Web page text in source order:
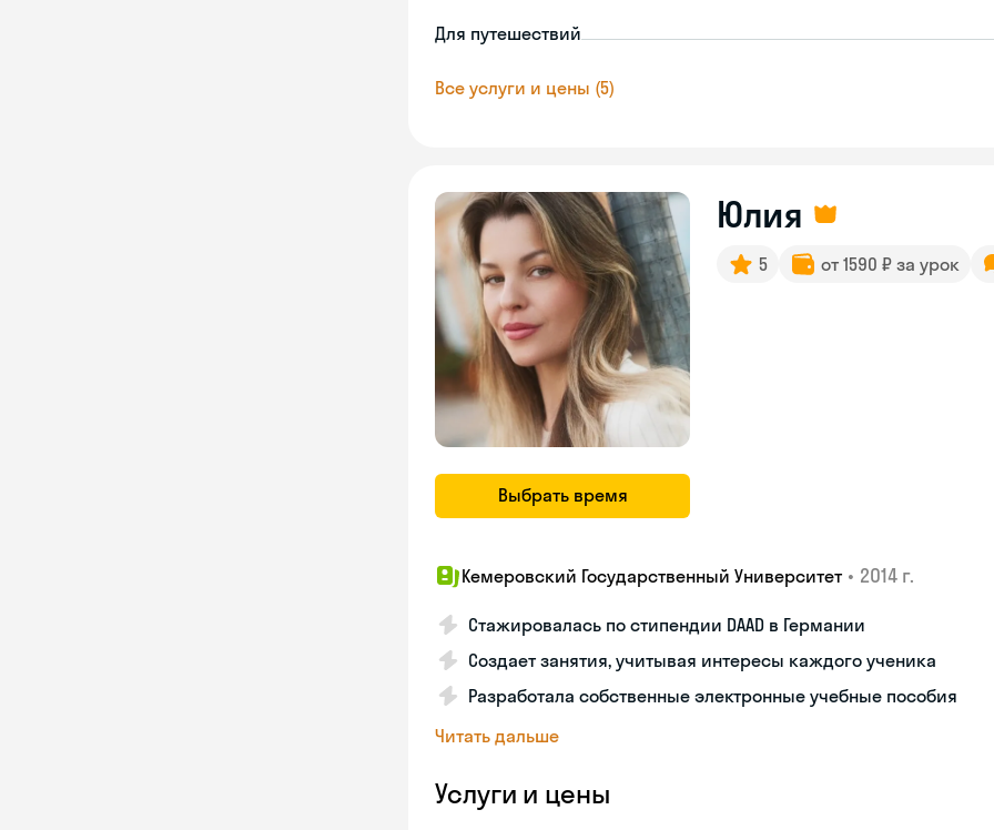
Для путешествий
Все услуги и цены (5)
Выбрать время
Юлия
5 от 1590 ₽ за урок
Кемеровский Государственный Университет • 2014 г.
Стажировалась по стипендии DAAD в Германии
Создает занятия, учитывая интересы каждого ученика
Разработала собственные электронные учебные пособия
Читать дальше
Услуги и цены